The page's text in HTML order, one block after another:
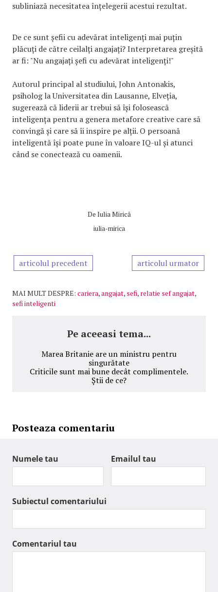
subliniază necesitatea înțelegerii acestui rezultat.
De ce sunt șefii cu adevărat inteligenți mai puțin
plăcuți de către ceilalți angajați? Interpretarea greșită
ar fi: "Nu angajați șefi cu adevărat inteligenți!"
Autorul principal al studiului, John Antonakis,
psiholog la Universitatea din Lausanne, Elveția,
sugerează că liderii ar trebui să își folosească
inteligența pentru a genera metafore creative care să
convingă și care să îi inspire pe alții. O persoană
inteligentă își poate pune în valoare IQ-ul și atunci
când se conectează cu oamenii.
De Iulia Mirică
iulia-mirica
articolul precedent articolul urmator
MAI MULT DESPRE: cariera,angajat, sefi, relatie sef angajat,
sefi inteligenti
Pe aceeasi tema...
Marea Britanie are un ministru pentru
singurătate
Criticile sunt mai bune decât complimentele.
Știi de ce?
Posteaza comentariu
Numele tau Emailul tau
Subiectul comentariului
Comentariul tau